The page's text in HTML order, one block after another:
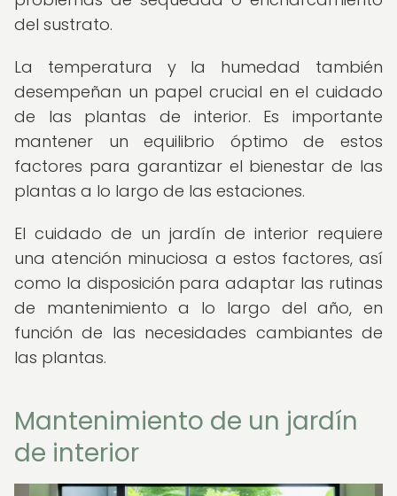
del sustrato.
La temperatura y la humedad también
desempeñan un papel crucial en el cuidado
de las plantas de interior. Es importante
mantener un equilibrio óptimo de estos
factores para garantizar el bienestar de las
plantas a lo largo de las estaciones.
El cuidado de un jardín de interior requiere
una atención minuciosa a estos factores, así
como la disposición para adaptar las rutinas
de mantenimiento a lo largo del año, en
función de las necesidades cambiantes de
las plantas.
Mantenimiento de un jardín
de interior